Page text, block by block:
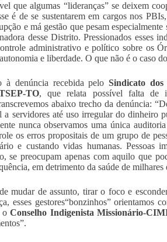
que algumas “lideranças” se deixem
é de se sustentarem em cargos nos
e má gestão que pesam
desse Distrito. Pressionados esses
administrativo e político sobre os
e liberdade. O que não é o caso
à denúncia recebida peloSindicato
TO, que relata possível falta de
abaixo trecho da denúncia:
a servidores até uso irregular do dinheiro
nunca observamos uma única
os erros propositais de um grupo de
e custando vidas humanas. Pessoas
se preocupam apenas com aquilo que
em detrimento da saúde de milhares
mudar de assunto, tirar o foco e
esses gestores“bonzinhos” orientamos
oConselho Indigenista Missionário-